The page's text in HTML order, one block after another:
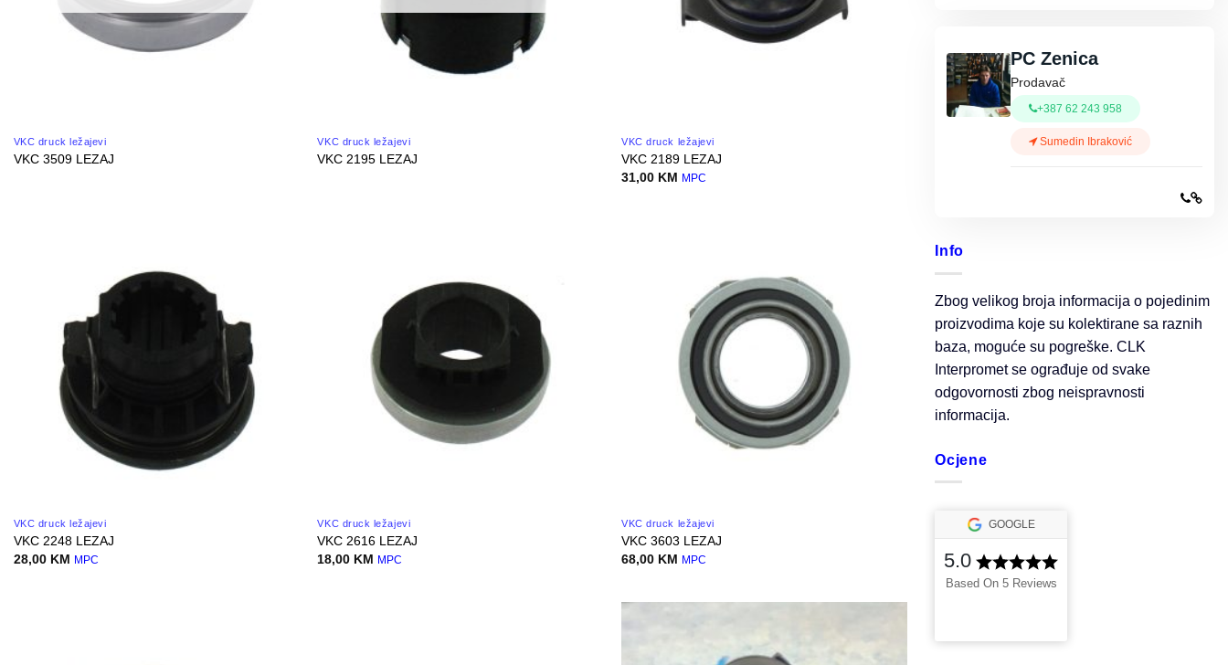
VKC druck ležajevi
VKC 3509 LEZAJ
VKC druck ležajevi
VKC 2195 LEZAJ
VKC druck ležajevi
VKC 2189 LEZAJ
31,00 KM MPC
VKC druck ležajevi
VKC 2248 LEZAJ
28,00 KM MPC
VKC druck ležajevi
VKC 2616 LEZAJ
18,00 KM MPC
VKC druck ležajevi
VKC 3603 LEZAJ
68,00 KM MPC
PC Zenica
Prodavač
+387 62 243 958
Sumedin Ibraković
Info
Zbog velikog broja informacija o pojedinim
proizvodima koje su kolektirane sa raznih
baza, moguće su pogreške. CLK
Interpromet se ograđuje od svake
odgovornosti zbog neispravnosti
informacija.
Ocjene
GOOGLE
5.0
Based On 5 Reviews